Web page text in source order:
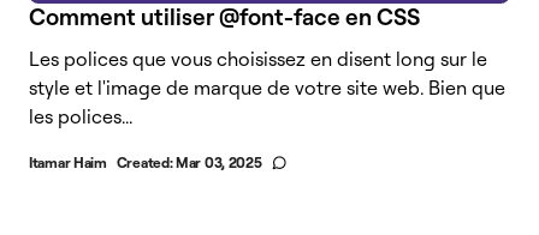
Comment utiliser @font-face en CSS
Les polices que vous choisissez en disent long sur le
style et l'image de marque de votre site web. Bien que
les polices...
Itamar Haim Created:Mar 03, 2025